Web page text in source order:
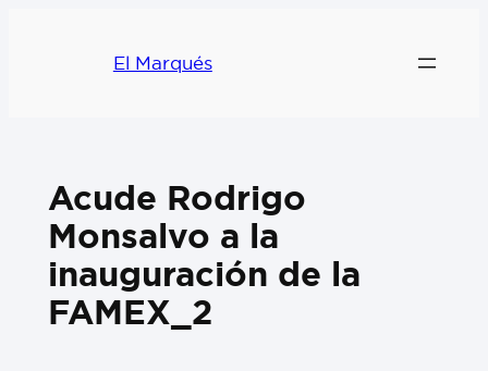
El Marqués
Acude Rodrigo
Monsalvo a la
inauguración de la
FAMEX_2